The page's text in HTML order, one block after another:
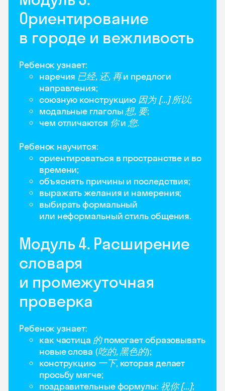
Ориентирование
в городе и вежливость
Ребенок узнает:
наречия 已经, 还, 再и предлоги
направления;
союзную конструкцию 因为 [...] 所以;
модальные глаголы 想, 要;
чем отличаются 你и 您.
Ребенок научится:
ориентироваться в пространстве и во
времени;
объяснять причины и последствия;
выражать желания и намерения;
выбирать формальный
или неформальный стиль общения.
Модуль 4. Расширение
словаря
и промежуточная
проверка
Ребенок узнает:
как частица 的помогает образовывать
новые слова (吃的, 黑色的);
конструкцию 一下, которая делает
просьбу мягче;
поздравительные формулы: 祝你 [...];